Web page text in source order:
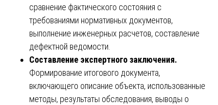
сравнение фактического состояния с
требованиями нормативных документов,
выполнение инженерных расчетов, составление
дефектной ведомости.
Составление экспертного заключения.
Формирование итогового документа,
включающего описание объекта, использованные
методы, результаты обследования, выводы о